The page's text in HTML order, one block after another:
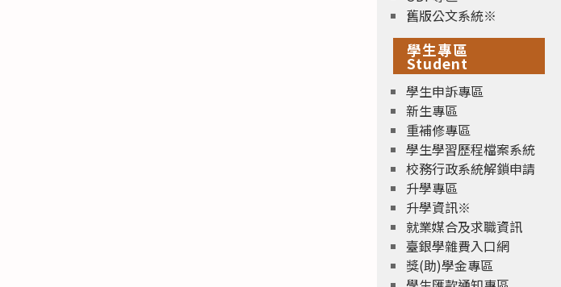
舊版公文系統※
學生專區
Student
學生申訴專區
新生專區
重補修專區
學生學習歷程檔案系統
校務行政系統解鎖申請
升學專區
升學資訊※
就業媒合及求職資訊
臺銀學雜費入口網
獎(助)學金專區